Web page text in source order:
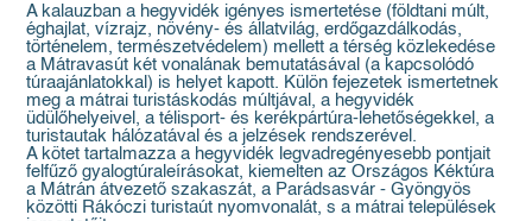
A kalauzban a hegyvidék igényes ismertetése (földtani múlt,
éghajlat, vízrajz, növény- és állatvilág, erdőgazdálkodás,
történelem, természetvédelem) mellett a térség közlekedése
a Mátravasút két vonalának bemutatásával (a kapcsolódó
túraajánlatokkal) is helyet kapott. Külön fejezetek ismertetnek
meg a mátrai turistáskodás múltjával, a hegyvidék
üdülőhelyeivel, a télisport- és kerékpártúra-lehetőségekkel, a
turistautak hálózatával és a jelzések rendszerével.
A kötet tartalmazza a hegyvidék legvadregényesebb pontjait
felfűző gyalogtúraleírásokat, kiemelten az Országos Kéktúra
a Mátrán átvezető szakaszát, a Parádsasvár - Gyöngyös
közötti Rákóczi turistaút nyomvonalát, s a mátrai települések